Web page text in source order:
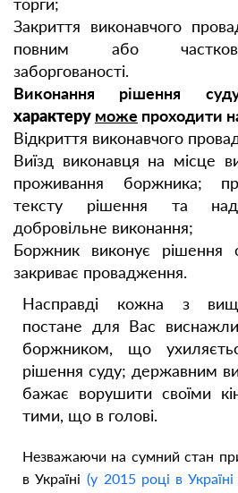
Закриття виконавчого
повним або
заборгованості.
Виконання рішення
характеру може проходити
Відкриття виконавчого
Виїзд виконавця на місце
проживання боржника;
тексту рішення та
добровільне виконання;
Боржник виконує рішення
закриває провадження.
Насправді кожна з
постане для Вас
боржником, що
рішення суду; державним
бажає ворушити своїми
тими, що в голові.
Незважаючи на сумний стан
в Україні (у 2015 році в